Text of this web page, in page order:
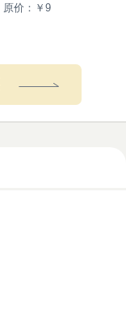
原价：￥9